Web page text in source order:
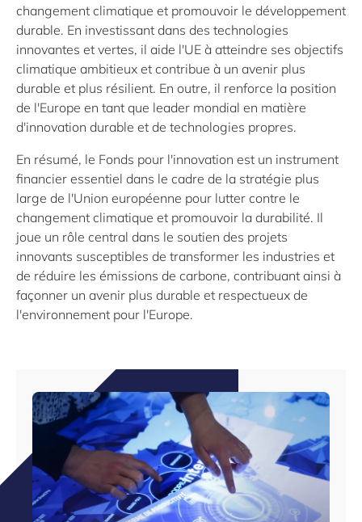
changement climatique et promouvoir le développement
durable. En investissant dans des technologies
innovantes et vertes, il aide l'UE à atteindre ses objectifs
climatique ambitieux et contribue à un avenir plus
durable et plus résilient. En outre, il renforce la position
de l'Europe en tant que leader mondial en matière
d'innovation durable et de technologies propres.
En résumé, le Fonds pour l'innovation est un instrument
financier essentiel dans le cadre de la stratégie plus
large de l'Union européenne pour lutter contre le
changement climatique et promouvoir la durabilité. Il
joue un rôle central dans le soutien des projets
innovants susceptibles de transformer les industries et
de réduire les émissions de carbone, contribuant ainsi à
façonner un avenir plus durable et respectueux de
l'environnement pour l'Europe.